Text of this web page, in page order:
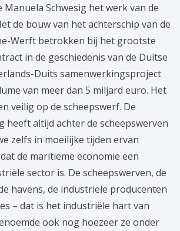
Schwesig het werk van de
de bouw van het achterschip van de
Werft betrokken bij het grootste
in de geschiedenis van de Duitse
Duits samenwerkingsproject
van meer dan 5 miljard euro. Het
veilig op de scheepswerf. De
heeft altijd achter de scheepswerven
zelfs in moeilijke tijden ervan
de maritieme economie een
sector is. De scheepswerven, de
havens, de industriële producenten
– dat is het industriële hart van
ook nog hoezeer ze onder